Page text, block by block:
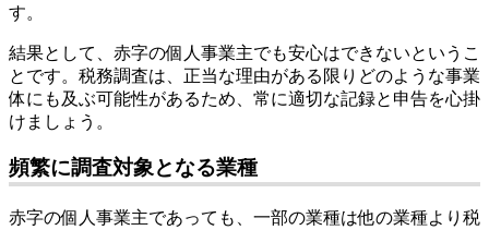
す。
結果として、赤字の個人事業主でも安心はできないというこ
とです。税務調査は、正当な理由がある限りどのような事業
体にも及ぶ可能性があるため、常に適切な記録と申告を心掛
けましょう。
頻繁に調査対象となる業種
赤字の個人事業主であっても、一部の業種は他の業種より税